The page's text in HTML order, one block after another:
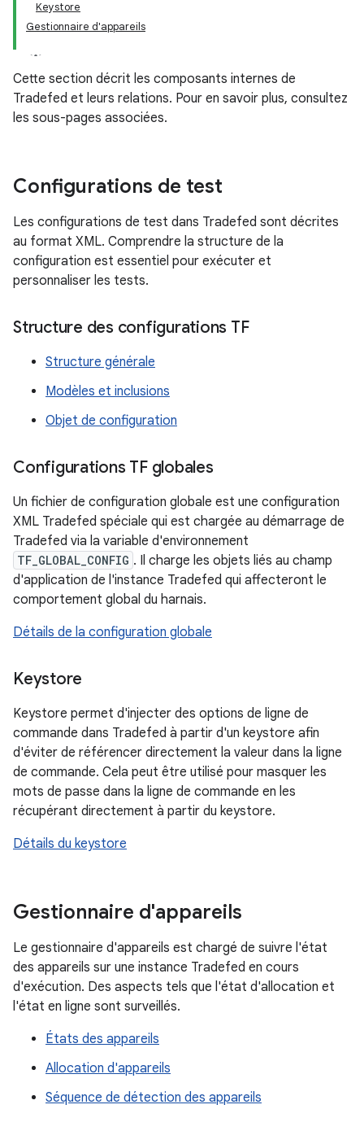
Keystore
Gestionnaire d'appareils
Cette section décrit les composants internes de
Tradefed et leurs relations. Pour en savoir plus, consultez
les sous-pages associées.
Configurations de test
Les configurations de test dans Tradefed sont décrites
au format XML. Comprendre la structure de la
configuration est essentiel pour exécuter et
personnaliser les tests.
Structure des configurations TF
Structure générale
Modèles et inclusions
Objet de configuration
Configurations TF globales
Un fichier de configuration globale est une configuration
XML Tradefed spéciale qui est chargée au démarrage de
Tradefed via la variable d'environnement
TF_GLOBAL_CONFIG . Il charge les objets liés au champ
d'application de l'instance Tradefed qui affecteront le
comportement global du harnais.
Détails de la configuration globale
Keystore
Keystore permet d'injecter des options de ligne de
commande dans Tradefed à partir d'un keystore afin
d'éviter de référencer directement la valeur dans la ligne
de commande. Cela peut être utilisé pour masquer les
mots de passe dans la ligne de commande en les
récupérant directement à partir du keystore.
Détails du keystore
Gestionnaire d'appareils
Le gestionnaire d'appareils est chargé de suivre l'état
des appareils sur une instance Tradefed en cours
d'exécution. Des aspects tels que l'état d'allocation et
l'état en ligne sont surveillés.
États des appareils
Allocation d'appareils
Séquence de détection des appareils